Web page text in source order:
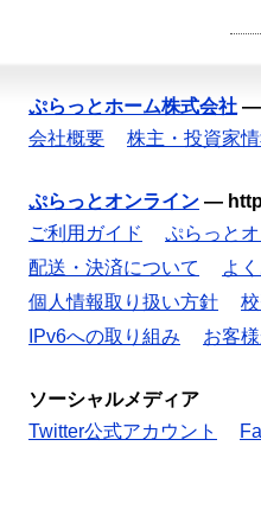
ぷらっとホーム株式会社 —
会社概要
株主・投資家
ぷらっとオンライン —
ご利用ガイド
ぷらっと
配送・決済について
よ
個人情報取り扱い方針
IPv6への取り組み
お客
ソーシャルメディア
Twitter公式アカウント